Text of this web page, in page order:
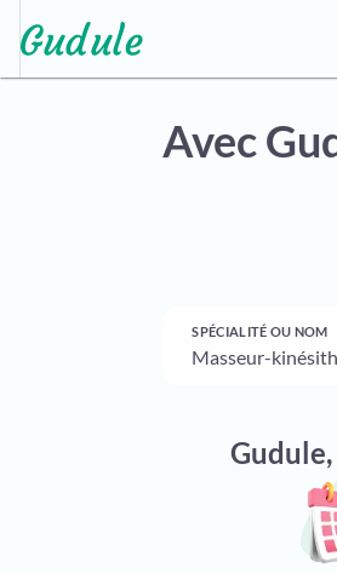
Avec
SPÉCIALITÉ OU NOM